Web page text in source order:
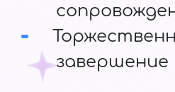
завершение